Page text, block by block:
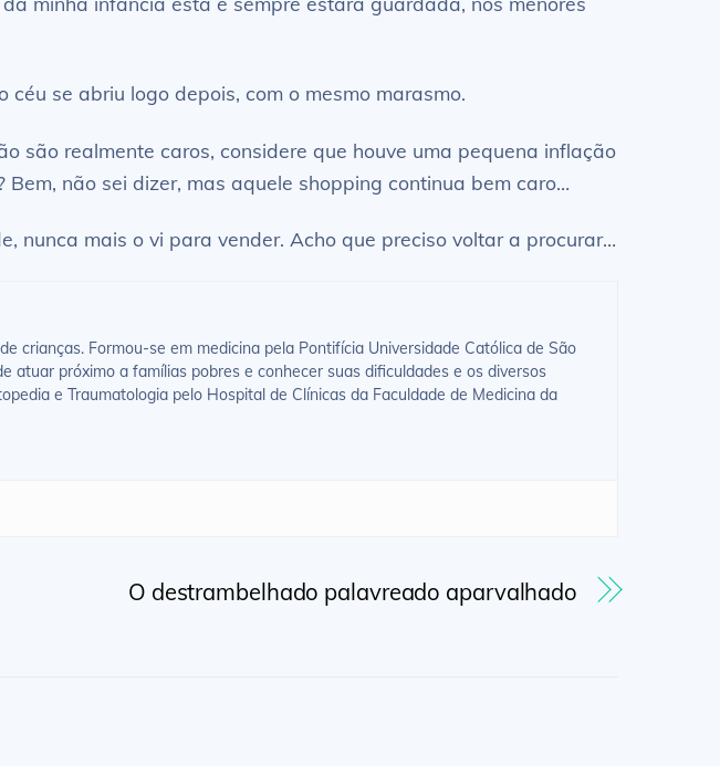
se abriu logo depois, com o mesmo marasmo.
são realmente caros, considere que houve uma pequena inflação
não sei dizer, mas aquele shopping continua bem caro…
nunca mais o vi para vender. Acho que preciso voltar a procurar…
crianças. Formou-se em medicina pela Pontifícia Universidade Católica de São
atuar próximo a famílias pobres e conhecer suas dificuldades e os diversos
e Traumatologia pelo Hospital de Clínicas da Faculdade de Medicina da
O destrambelhado palavreado aparvalhado